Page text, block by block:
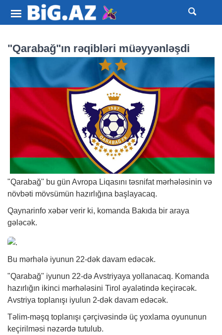
"Qarabağ"ın rəqibləri müəyyənləşdi
"Qarabağ" bu gün Avropa Liqasını təsnifat mərhələsinin və
növbəti mövsümün hazırlığına başlayacaq.
Qaynarinfo xəbər verir ki, komanda Bakıda bir araya
gələcək.
Bu mərhələ iyunun 22-dək davam edəcək.
"Qarabağ" iyunun 22-də Avstriyaya yollanacaq. Komanda
hazırlığın ikinci mərhələsini Tirol əyalətində keçirəcək.
Avstriya toplanışı iyulun 2-dək davam edəcək.
Təlim-məşq toplanışı çərçivəsində üç yoxlama oyununun
keçirilməsi nəzərdə tutulub.